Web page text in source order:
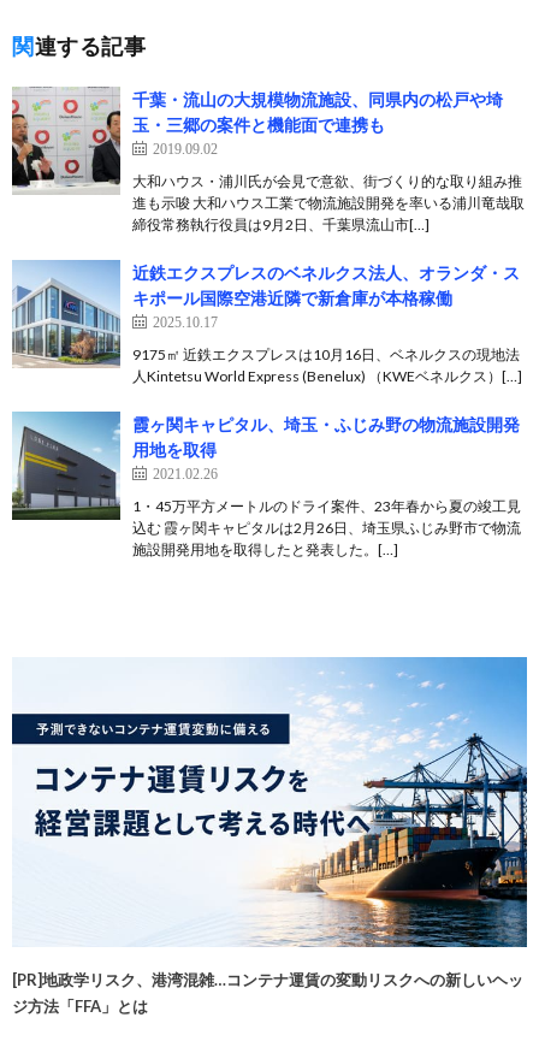
関連する記事
千葉・流山の大規模物流施設、同県内の松戸や埼
玉・三郷の案件と機能面で連携も
2019.09.02
大和ハウス・浦川氏が会見で意欲、街づくり的な取り組み推
進も示唆 大和ハウス工業で物流施設開発を率いる浦川竜哉取
締役常務執行役員は9月2日、千葉県流山市[…]
近鉄エクスプレスのベネルクス法人、オランダ・ス
キポール国際空港近隣で新倉庫が本格稼働
2025.10.17
9175㎡ 近鉄エクスプレスは10月16日、ベネルクスの現地法
人Kintetsu World Express (Benelux) （KWEベネルクス）[…]
霞ヶ関キャピタル、埼玉・ふじみ野の物流施設開発
用地を取得
2021.02.26
1・45万平方メートルのドライ案件、23年春から夏の竣工見
込む 霞ヶ関キャピタルは2月26日、埼玉県ふじみ野市で物流
施設開発用地を取得したと発表した。[…]
[PR]地政学リスク、港湾混雑…コンテナ運賃の変動リスクへの新しいヘッ
ジ方法「FFA」とは